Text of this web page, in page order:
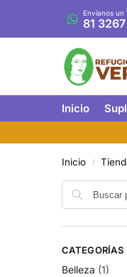
Envíanos un
81
Inicio
Inicio /
CATEGORÍAS
Belleza (1)